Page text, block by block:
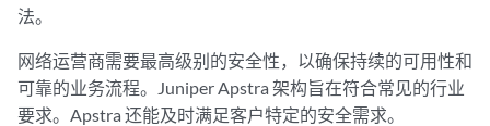
法。
网络运营商需要最高级别的安全性，以确保持续的可用性和
可靠的业务流程。Juniper Apstra 架构旨在符合常见的行业
要求。Apstra 还能及时满足客户特定的安全需求。